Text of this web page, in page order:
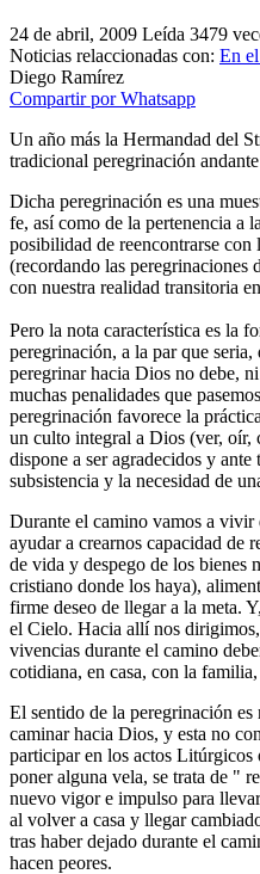
24 de abril, 2009 Leída 3479
Noticias relaccionadas con: En
Diego Ramírez
Compartir por Whatsapp
Un año más la Hermandad del
tradicional peregrinación
Dicha peregrinación es una
fe, así como de la pertenencia a
posibilidad de reencontrarse
(recordando las peregrinaciones
con nuestra realidad transitoria
Pero la nota característica es la
peregrinación, a la par que
peregrinar hacia Dios no debe,
muchas penalidades que
peregrinación favorece la
un culto integral a Dios (ver, oír,
dispone a ser agradecidos y
subsistencia y la necesidad de
Durante el camino vamos a vivir
ayudar a crearnos capacidad de
de vida y despego de los bienes
cristiano donde los haya),
firme deseo de llegar a la meta.
el Cielo. Hacia allí nos
vivencias durante el camino
cotidiana, en casa, con la
El sentido de la peregrinación es
caminar hacia Dios, y esta no
participar en los actos Litúrgicos
poner alguna vela, se trata de "
nuevo vigor e impulso para
al volver a casa y llegar
tras haber dejado durante el
hacen peores.
En el Rocío, ¿dónde me alojo?